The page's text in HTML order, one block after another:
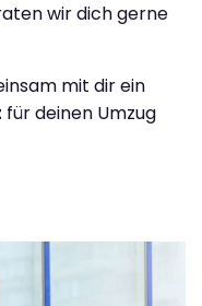
wir dich gerne
mit dir ein
für deinen Umzug